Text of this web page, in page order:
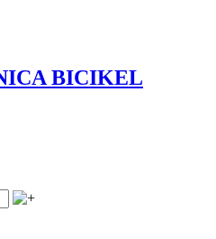
BICIKEL